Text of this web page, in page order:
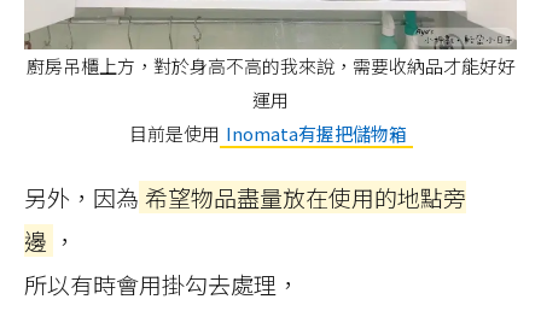
廚房吊櫃上方，對於身高不高的我來說，需要收納品才能好好
運用
目前是使用 Inomata有握把儲物箱
另外，因為 希望物品盡量放在使用的地點旁
邊 ，
所以有時會用掛勾去處理，